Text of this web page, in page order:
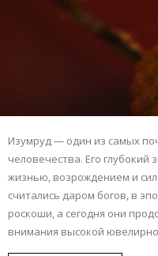
Изумруд — один из самых
человечества. Его глубокий
жизнью, возрождением и
считались даром богов, в
роскоши, а сегодня они
внимания высокой